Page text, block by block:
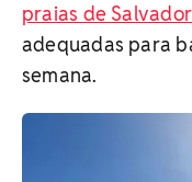
praias de
adequadas para
semana.